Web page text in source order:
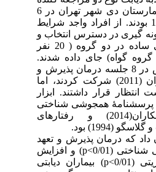
به کلینیک دیابت بیمارستان دی شهر تهران در 6
دوم سال 1399 بودند. از افراد واجد شرایط
گیری در دسترس انتخاب و
به صورت تصادفی ساده در دو گروه ( 20 نفر
20 نفر گروه گواه) جای داده شدند.
افراد گروه آزمایش در 8 جلسه درمان پذیرش و
تعهد هیز و همکاران (2011) شرکت کردند، اما
قرار داشتند. ابزار
همجوشی شناختی
گیلاندرز و همکاران(2014) و رفتارهای
(1994) بود.
که درمان پذیرش و تعهد
(0/01
p<) و افزایش
01
p<) بیماران دیابتی